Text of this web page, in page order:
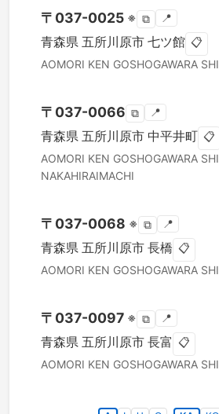
〒 037-0025 ※ ⧉ 📍
青森県 五所川原市 七ツ館 📋
AOMORI KEN GOSHOGAWARA SHI
〒 037-0066 ⧉ 📍
青森県 五所川原市 中平井町 📋
AOMORI KEN GOSHOGAWARA SHI
NAKAHIRAIMACHI
〒 037-0068 ※ ⧉ 📍
青森県 五所川原市 長橋 📋
AOMORI KEN GOSHOGAWARA SHI
〒 037-0097 ※ ⧉ 📍
青森県 五所川原市 長富 📋
AOMORI KEN GOSHOGAWARA SHI